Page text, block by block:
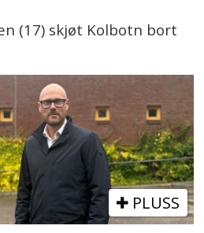
(17) skjøt Kolbotn bort
PLUSS